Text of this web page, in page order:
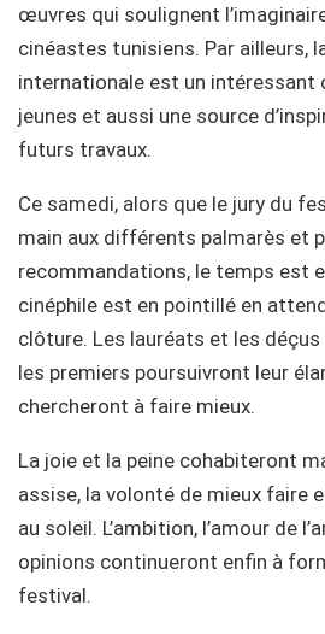
œuvres qui soulignent
cinéastes tunisiens. Par ailleurs,
internationale est un intéressant
jeunes et aussi une source
futurs travaux.
Ce samedi, alors que le jury du
main aux différents palmarès et
recommandations, le temps est
cinéphile est en pointillé en
clôture. Les lauréats et les
les premiers poursuivront leur
chercheront à faire mieux.
La joie et la peine cohabiteront
assise, la volonté de mieux faire
au soleil. L’ambition, l’amour de
opinions continueront enfin à
festival.